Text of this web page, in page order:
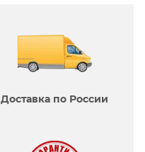
Доставка по России